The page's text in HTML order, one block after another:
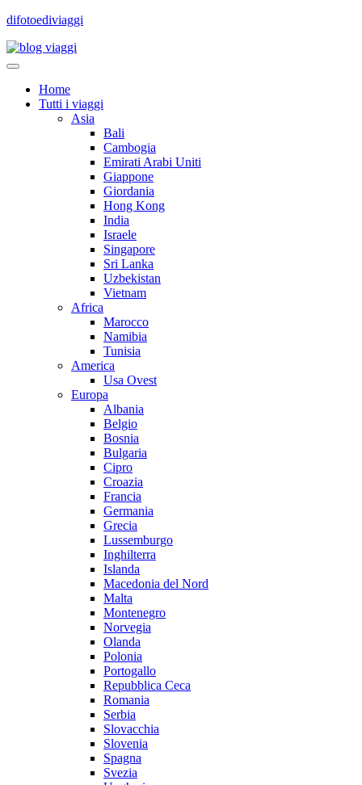
difotoediviaggi
Home
Tutti i viaggi
Asia
Bali
Cambogia
Emirati Arabi Uniti
Giappone
Giordania
Hong Kong
India
Israele
Singapore
Sri Lanka
Uzbekistan
Vietnam
Africa
Marocco
Namibia
Tunisia
America
Usa Ovest
Europa
Albania
Belgio
Bosnia
Bulgaria
Cipro
Croazia
Francia
Germania
Grecia
Lussemburgo
Inghilterra
Islanda
Macedonia del Nord
Malta
Montenegro
Norvegia
Olanda
Polonia
Portogallo
Repubblica Ceca
Romania
Serbia
Slovacchia
Slovenia
Spagna
Svezia